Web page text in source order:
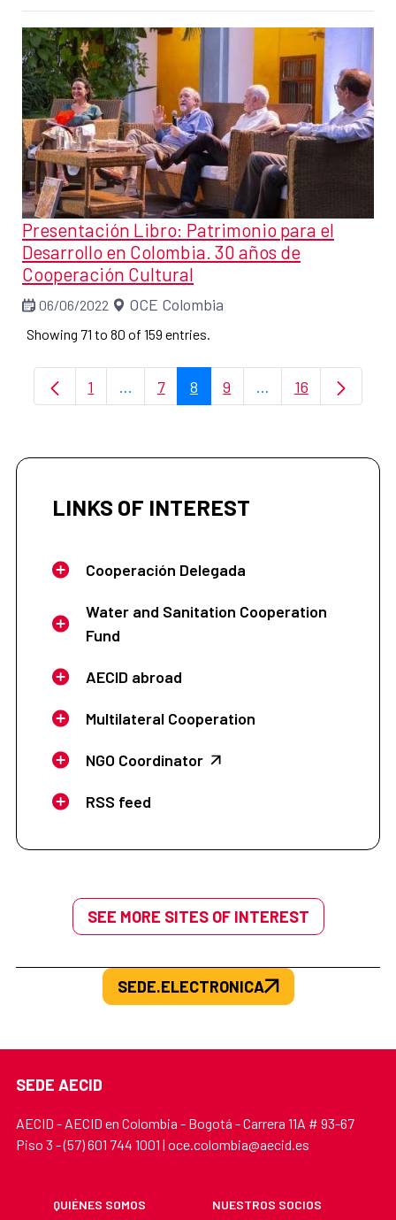
Presentación Libro: Patrimonio para el
Desarrollo en Colombia. 30 años de
Cooperación Cultural
06/06/2022 OCE Colombia
Showing 71 to 80 of 159 entries.
Page
1 ...Intermediate Pages Use TAB to
Page
7 Page
8 Page
9 ...Intermediate
Page
16
LINKS OF INTEREST
Cooperación Delegada
Water and Sanitation Cooperation
Fund
AECID abroad
Multilateral Cooperation
NGO Coordinator
RSS feed
SEE MORE SITES OF INTEREST
SEDE.ELECTRONICA
SEDE AECID
AECID - AECID en Colombia - Bogotá - Carrera 11A # 93-67
Piso 3 - (57) 601 744 1001 | oce.colombia@aecid.es
QUIÉNES SOMOS
NUESTROS SOCIOS